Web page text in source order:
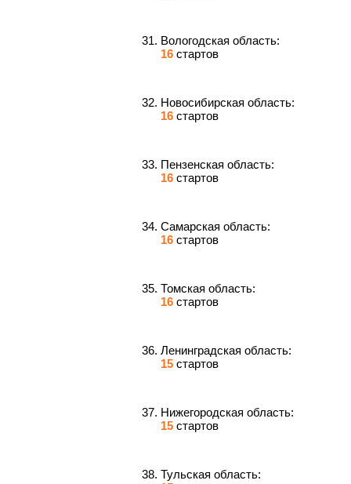
Вологодская область:
16 стартов
Новосибирская область:
16 стартов
Пензенская область:
16 стартов
Самарская область:
16 стартов
Томская область:
16 стартов
Ленинградская область:
15 стартов
Нижегородская область:
15 стартов
Тульская область: